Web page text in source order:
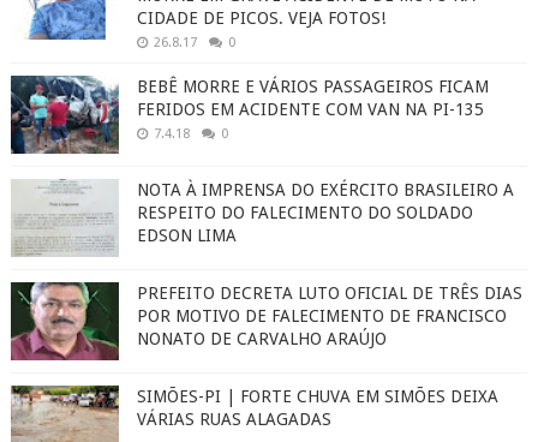
CIDADE DE PICOS. VEJA FOTOS!
26.8.17 0
BEBÊ MORRE E VÁRIOS PASSAGEIROS FICAM
FERIDOS EM ACIDENTE COM VAN NA PI-135
7.4.18 0
NOTA À IMPRENSA DO EXÉRCITO BRASILEIRO A
RESPEITO DO FALECIMENTO DO SOLDADO
EDSON LIMA
PREFEITO DECRETA LUTO OFICIAL DE TRÊS DIAS
POR MOTIVO DE FALECIMENTO DE FRANCISCO
NONATO DE CARVALHO ARAÚJO
SIMÕES-PI | FORTE CHUVA EM SIMÕES DEIXA
VÁRIAS RUAS ALAGADAS